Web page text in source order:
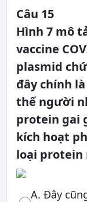
Câu 15
Hình 7 mô
vaccine
plasmid
đây chính
thế người
protein gai
kích hoạt
loại protein
A. Đây